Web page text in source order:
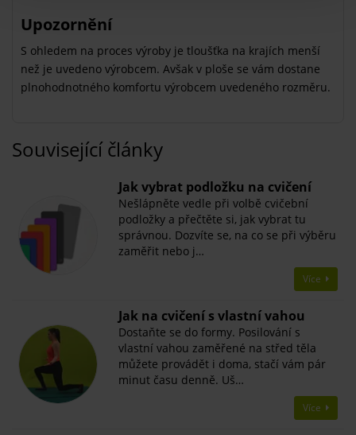
Upozornění
S ohledem na proces výroby je tloušťka na krajích menší
než je uvedeno výrobcem. Avšak v ploše se vám dostane
plnohodnotného komfortu výrobcem uvedeného rozměru.
Související články
Jak vybrat podložku na cvičení
Nešlápněte vedle při volbě cvičební
podložky a přečtěte si, jak vybrat tu
správnou. Dozvíte se, na co se při výběru
zaměřit nebo j…
Více
​Jak na cvičení s vlastní vahou
Dostaňte se do formy. Posilování s
vlastní vahou zaměřené na střed těla
můžete provádět i doma, stačí vám pár
minut času denně. Uš…
Více